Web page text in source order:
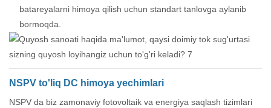
batareyalarni himoya qilish uchun standart tanlovga aylanib
bormoqda.
NSPV to'liq DC himoya yechimlari
NSPV da biz zamonaviy fotovoltaik va energiya saqlash tizimlari